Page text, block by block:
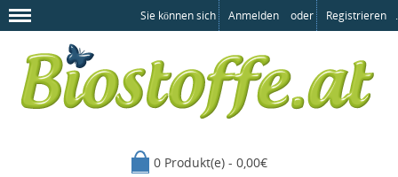
Sie können sich Anmelden oder Registrieren .
0 Produkt(e) - 0,00€